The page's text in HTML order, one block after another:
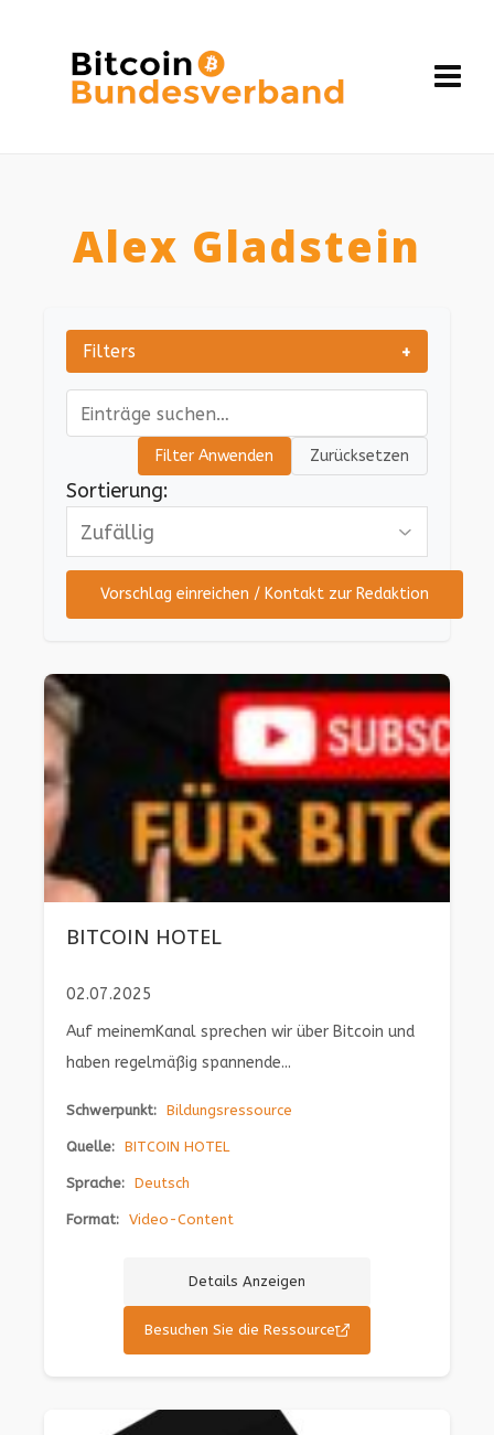
Alex Gladstein
Filters +
Filter Anwenden Zurücksetzen
Sortierung:
Vorschlag einreichen / Kontakt zur Redaktion
BITCOIN HOTEL
02.07.2025
Auf meinemKanal sprechen wir über Bitcoin und
haben regelmäßig spannende...
Schwerpunkt: Bildungsressource
Quelle: BITCOIN HOTEL
Sprache: Deutsch
Format: Video-Content
Details Anzeigen
Besuchen Sie die Ressource